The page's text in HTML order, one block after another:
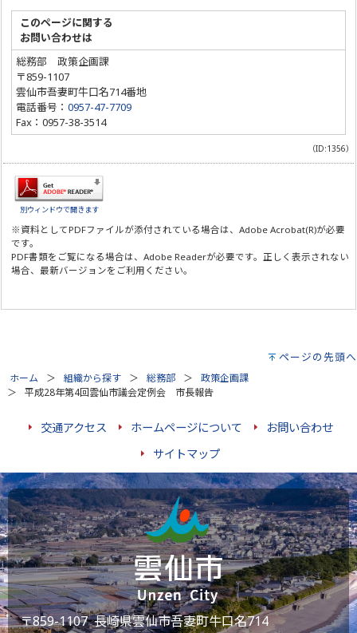
このページに関する
お問い合わせは
総務部 政策企画課
〒859-1107
雲仙市吾妻町牛口名714番地
電話番号：0957-47-7709
Fax：0957-38-3514
（ID:1356）
別ウィンドウで開きます
※資料としてPDFファイルが添付されている場合は、Adobe Acrobat(R)が必要
です。
PDF書類をご覧になる場合は、Adobe Readerが必要です。正しく表示されない
場合、最新バージョンをご利用ください。
ページの先頭へ
ホーム 組織から探す 総務部
政策企画課
平成28年第4回雲仙市議会定例会 市長報告
交通アクセス ホームページについて
お問い合わせ
サイトマップ
〒859-1107 長崎県雲仙市吾妻町牛口名714